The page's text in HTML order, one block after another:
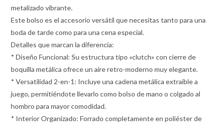
metalizado vibrante.
Este bolso es el accesorio versátil que necesitas tanto para una
boda de tarde como para una cena especial.
Detalles que marcan la diferencia:
* Diseño Funcional: Su estructura tipo «clutch» con cierre de
boquilla metálica ofrece un aire retro-moderno muy elegante.
* Versatilidad 2-en-1: Incluye una cadena metálica extraíble a
juego, permitiéndote llevarlo como bolso de mano o colgado al
hombro para mayor comodidad.
* Interior Organizado: Forrado completamente en poliéster de